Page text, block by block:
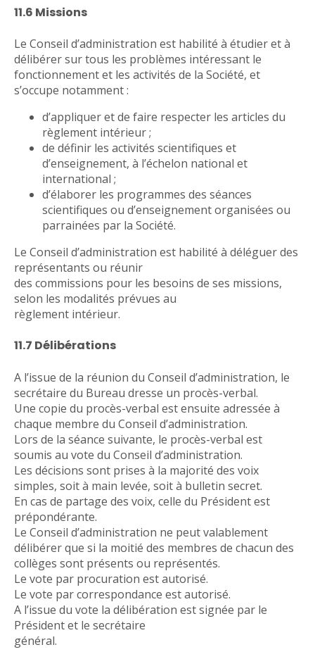
11.6 Missions
Le Conseil d’administration est habilité à étudier et à
délibérer sur tous les problèmes intéressant le
fonctionnement et les activités de la Société, et
s’occupe notamment :
d’appliquer et de faire respecter les articles du
règlement intérieur ;
de définir les activités scientifiques et
d’enseignement, à l’échelon national et
international ;
d’élaborer les programmes des séances
scientifiques ou d’enseignement organisées ou
parrainées par la Société.
Le Conseil d’administration est habilité à déléguer des
représentants ou réunir
des commissions pour les besoins de ses missions,
selon les modalités prévues au
règlement intérieur.
11.7 Délibérations
A l’issue de la réunion du Conseil d’administration, le
secrétaire du Bureau dresse un procès-verbal.
Une copie du procès-verbal est ensuite adressée à
chaque membre du Conseil d’administration.
Lors de la séance suivante, le procès-verbal est
soumis au vote du Conseil d’administration.
Les décisions sont prises à la majorité des voix
simples, soit à main levée, soit à bulletin secret.
En cas de partage des voix, celle du Président est
prépondérante.
Le Conseil d’administration ne peut valablement
délibérer que si la moitié des membres de chacun des
collèges sont présents ou représentés.
Le vote par procuration est autorisé.
Le vote par correspondance est autorisé.
A l’issue du vote la délibération est signée par le
Président et le secrétaire
général.